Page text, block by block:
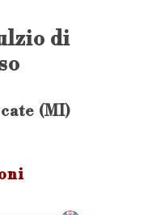
di
(MI)